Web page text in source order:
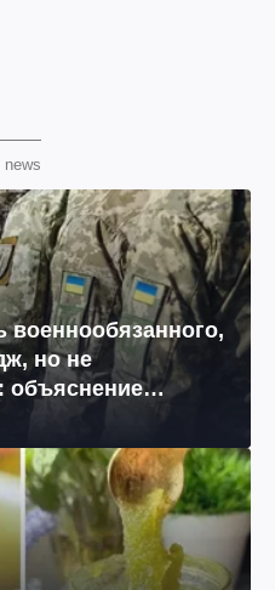
news
военнообязанного,
но не
объяснение